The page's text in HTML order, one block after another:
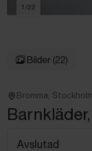
1 /22
Bilder (22)
Bromma,
Avslutad